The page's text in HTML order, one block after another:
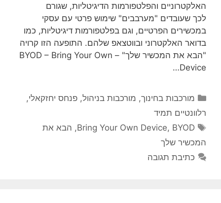
האלקטרוניים והפלטפורמות הדיגיטליות, שגורם
לכך שעובדים "מערבבים" שימוש פרטי עם עסקי
במכשירים הפרטיים, וגם בפלטפורמות דיגיטליות, כמו
בדואר האלקטרוני ובווטצאפ שלהם. התופעה הזו קרויה
"הבא את המכשיר שלך" – BYOD – Bring Your Own
Device…
קטגוריות
מורכבות בחינוך, מורכבות בניהול,פנחס יחזקאלי,
רלוונטיים תמיד
תגיות
Bring Your Own Device, BYOD
, הבא את
המכשיר שלך
כתיבת תגובה